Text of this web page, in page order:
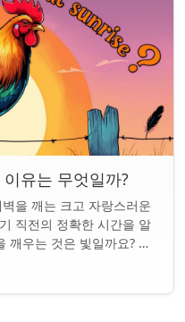
유는 무엇일까?
을 깨는 크고 자랑스러운
직전의 정확한 시간을 알
깨우는 것은 빛일까요? 아